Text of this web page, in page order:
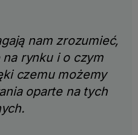
nam zrozumieć,
rynku i o czym
czemu możemy
oparte na tych